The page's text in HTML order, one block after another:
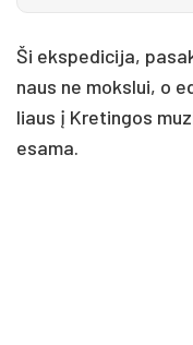
Ši eks­pe­di­ci­ja,
naus ne moks­lui, o
liaus į Kre­tin­gos
esa­ma.